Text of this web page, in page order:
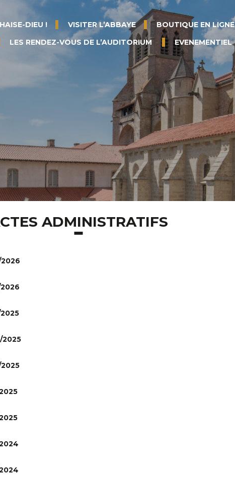
DIEU ! VISITER L’ABBAYE BOUTIQUE EN LIGNE
LES RENDEZ-VOUS DE L’AUDITORIUM
EVENEMENTIEL
ADMINISTRATIFS
2025